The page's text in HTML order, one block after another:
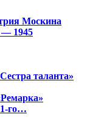
Москина
— 1945
таланта»
го…